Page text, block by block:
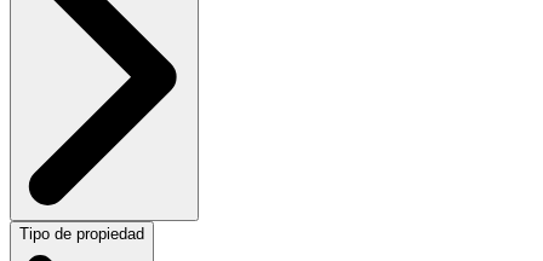
Tipo de propiedad